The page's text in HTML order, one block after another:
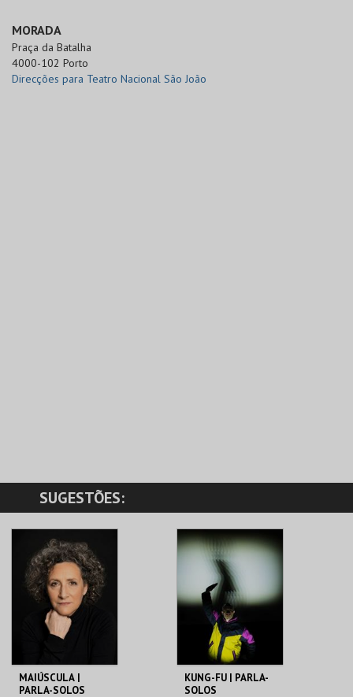
MORADA
Praça da Batalha
4000-102 Porto
Direcções para Teatro Nacional São João
SUGESTÕES:
MAIÚSCULA |
PARLA-SOLOS
KUNG-FU | PARLA-
SOLOS